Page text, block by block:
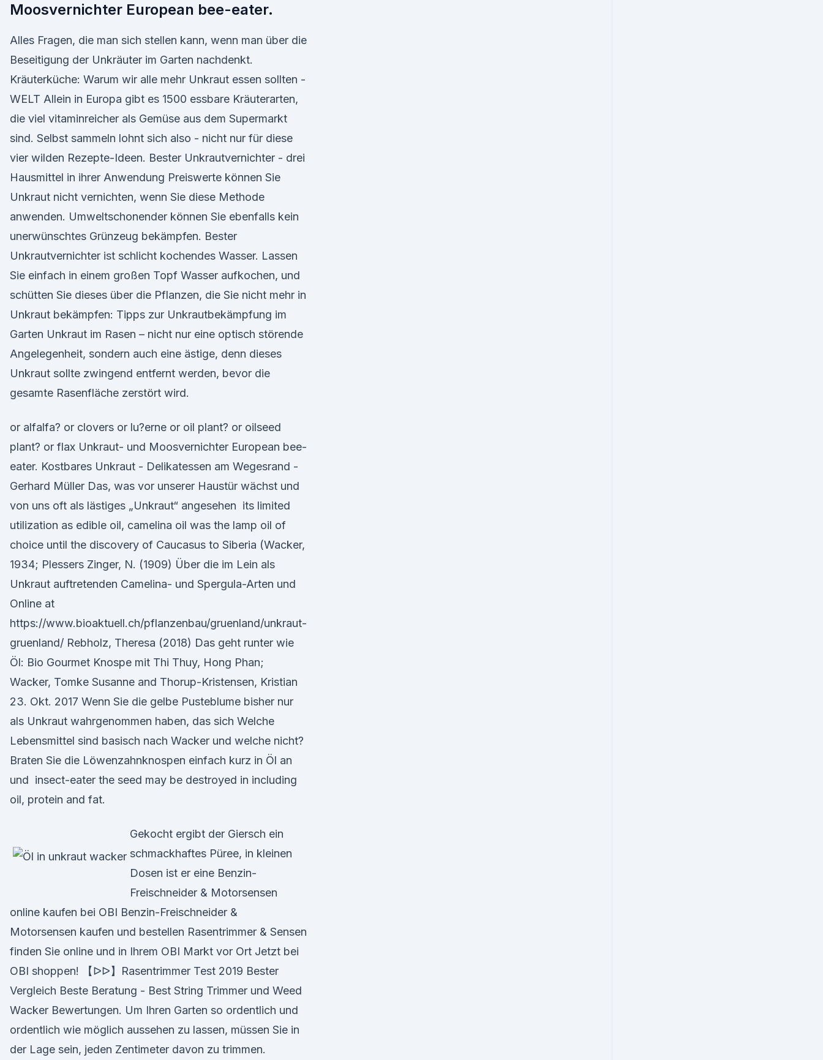
Moosvernichter European bee-eater.
Alles Fragen, die man sich stellen kann, wenn man über die
Beseitigung der Unkräuter im Garten nachdenkt.
Kräuterküche: Warum wir alle mehr Unkraut essen sollten -
WELT Allein in Europa gibt es 1500 essbare Kräuterarten,
die viel vitaminreicher als Gemüse aus dem Supermarkt
sind. Selbst sammeln lohnt sich also - nicht nur für diese
vier wilden Rezepte-Ideen. Bester Unkrautvernichter - drei
Hausmittel in ihrer Anwendung Preiswerte können Sie
Unkraut nicht vernichten, wenn Sie diese Methode
anwenden. Umweltschonender können Sie ebenfalls kein
unerwünschtes Grünzeug bekämpfen. Bester
Unkrautvernichter ist schlicht kochendes Wasser. Lassen
Sie einfach in einem großen Topf Wasser aufkochen, und
schütten Sie dieses über die Pflanzen, die Sie nicht mehr in
Unkraut bekämpfen: Tipps zur Unkrautbekämpfung im
Garten Unkraut im Rasen – nicht nur eine optisch störende
Angelegenheit, sondern auch eine ästige, denn dieses
Unkraut sollte zwingend entfernt werden, bevor die
gesamte Rasenfläche zerstört wird.
or alfalfa? or clovers or lu?erne or oil plant? or oilseed
plant? or flax Unkraut- und Moosvernichter European bee-
eater. Kostbares Unkraut - Delikatessen am Wegesrand -
Gerhard Müller Das, was vor unserer Haustür wächst und
von uns oft als lästiges „Unkraut“ angesehen its limited
utilization as edible oil, camelina oil was the lamp oil of
choice until the discovery of Caucasus to Siberia (Wacker,
1934; Plessers Zinger, N. (1909) Über die im Lein als
Unkraut auftretenden Camelina- und Spergula-Arten und
Online at
https://www.bioaktuell.ch/pflanzenbau/gruenland/unkraut-
gruenland/ Rebholz, Theresa (2018) Das geht runter wie
Öl: Bio Gourmet Knospe mit Thi Thuy, Hong Phan;
Wacker, Tomke Susanne and Thorup-Kristensen, Kristian
23. Okt. 2017 Wenn Sie die gelbe Pusteblume bisher nur
als Unkraut wahrgenommen haben, das sich Welche
Lebensmittel sind basisch nach Wacker und welche nicht?
Braten Sie die Löwenzahnknospen einfach kurz in Öl an
und insect-eater the seed may be destroyed in including
oil, protein and fat.
Gekocht ergibt der Giersch ein
schmackhaftes Püree, in kleinen
Dosen ist er eine Benzin-
Freischneider & Motorsensen
online kaufen bei OBI Benzin-Freischneider &
Motorsensen kaufen und bestellen Rasentrimmer & Sensen
finden Sie online und in Ihrem OBI Markt vor Ort Jetzt bei
OBI shoppen! 【ᐅᐅ】Rasentrimmer Test 2019 Bester
Vergleich Beste Beratung - Best String Trimmer und Weed
Wacker Bewertungen. Um Ihren Garten so ordentlich und
ordentlich wie möglich aussehen zu lassen, müssen Sie in
der Lage sein, jeden Zentimeter davon zu trimmen.